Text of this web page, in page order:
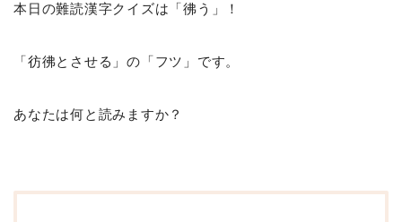
本日の難読漢字クイズは「彿う」！
「彷彿とさせる」の「フツ」です。
あなたは何と読みますか？